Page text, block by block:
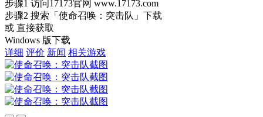
步骤1 访问17173官网 www.17173.com
步骤2 搜索 「使命召唤：突击队」 下载
或 直接获取
Windows 版下载
详细 评价 新闻 相关游戏